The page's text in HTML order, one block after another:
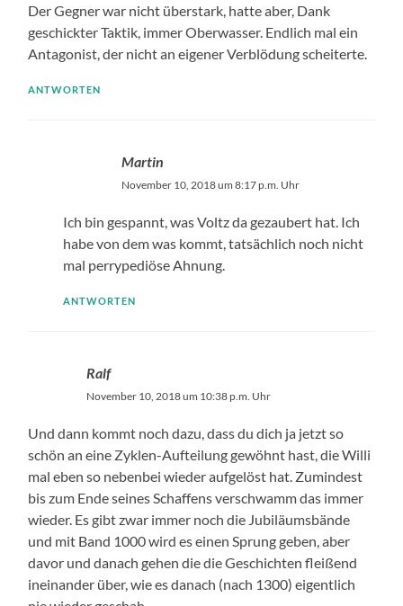
Der Gegner war nicht überstark, hatte aber, Dank
geschickter Taktik, immer Oberwasser. Endlich mal ein
Antagonist, der nicht an eigener Verblödung scheiterte.
ANTWORTEN
Martin
November 10, 2018 um 8:17 p.m. Uhr
Ich bin gespannt, was Voltz da gezaubert hat. Ich
habe von dem was kommt, tatsächlich noch nicht
mal perrypediöse Ahnung.
ANTWORTEN
Ralf
November 10, 2018 um 10:38 p.m. Uhr
Und dann kommt noch dazu, dass du dich ja jetzt so
schön an eine Zyklen-Aufteilung gewöhnt hast, die Willi
mal eben so nebenbei wieder aufgelöst hat. Zumindest
bis zum Ende seines Schaffens verschwamm das immer
wieder. Es gibt zwar immer noch die Jubiläumsbände
und mit Band 1000 wird es einen Sprung geben, aber
davor und danach gehen die die Geschichten fleißend
ineinander über, wie es danach (nach 1300) eigentlich